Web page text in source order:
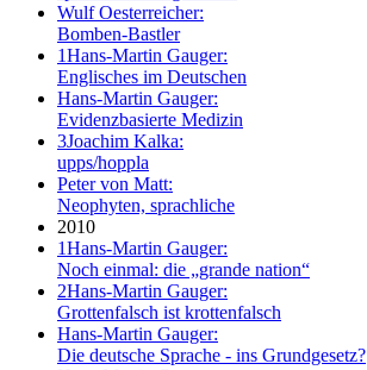
Wulf Oesterreicher:
Bomben-Bastler
1Hans-Martin Gauger:
Englisches im Deutschen
Hans-Martin Gauger:
Evidenzbasierte Medizin
3Joachim Kalka:
upps/hoppla
Peter von Matt:
Neophyten, sprachliche
2010
1Hans-Martin Gauger:
Noch einmal: die „grande nation“
2Hans-Martin Gauger:
Grottenfalsch ist krottenfalsch
Hans-Martin Gauger:
Die deutsche Sprache - ins Grundgesetz?